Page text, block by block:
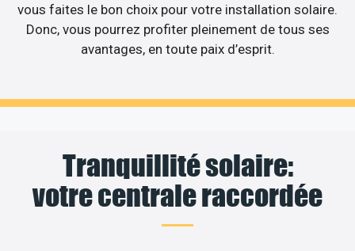
vous faites le bon choix pour votre installation solaire.
Donc, vous pourrez profiter pleinement de tous ses
avantages, en toute paix d’esprit.
Tranquillité solaire:
votre centrale raccordée